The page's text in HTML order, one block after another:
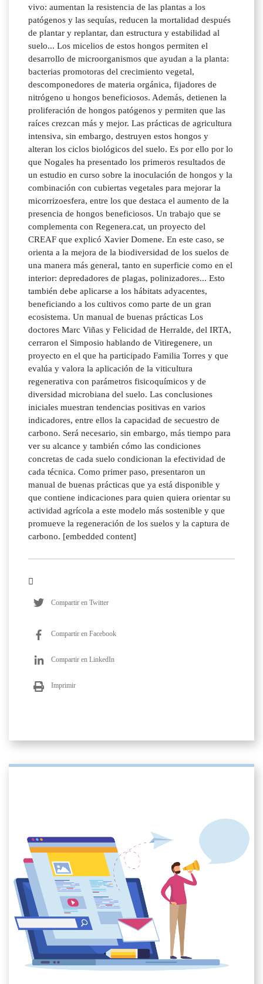
vivo: aumentan la resistencia de las plantas a los
patógenos y las sequías, reducen la mortalidad después
de plantar y replantar, dan estructura y estabilidad al
suelo... Los micelios de estos hongos permiten el
desarrollo de microorganismos que ayudan a la planta:
bacterias promotoras del crecimiento vegetal,
descomponedores de materia orgánica, fijadores de
nitrógeno u hongos beneficiosos. Además, detienen la
proliferación de hongos patógenos y permiten que las
raíces crezcan más y mejor. Las prácticas de agricultura
intensiva, sin embargo, destruyen estos hongos y
alteran los ciclos biológicos del suelo. Es por ello por lo
que Nogales ha presentado los primeros resultados de
un estudio en curso sobre la inoculación de hongos y la
combinación con cubiertas vegetales para mejorar la
micorrizoesfera, entre los que destaca el aumento de la
presencia de hongos beneficiosos. Un trabajo que se
complementa con Regenera.cat, un proyecto del
CREAF que explicó Xavier Domene. En este caso, se
orienta a la mejora de la biodiversidad de los suelos de
una manera más general, tanto en superficie como en el
interior: depredadores de plagas, polinizadores... Esto
también debe aplicarse a los hábitats adyacentes,
beneficiando a los cultivos como parte de un gran
ecosistema. Un manual de buenas prácticas Los
doctores Marc Viñas y Felicidad de Herralde, del IRTA,
cerraron el Simposio hablando de Vitiregenere, un
proyecto en el que ha participado Familia Torres y que
evalúa y valora la aplicación de la viticultura
regenerativa con parámetros fisicoquímicos y de
diversidad microbiana del suelo. Las conclusiones
iniciales muestran tendencias positivas en varios
indicadores, entre ellos la capacidad de secuestro de
carbono. Será necesario, sin embargo, más tiempo para
ver su alcance y también cómo las condiciones
concretas de cada suelo condicionan la efectividad de
cada técnica. Como primer paso, presentaron un
manual de buenas prácticas que ya está disponible y
que contiene indicaciones para quien quiera orientar su
actividad agrícola a este modelo más sostenible y que
promueve la regeneración de los suelos y la captura de
carbono. [embedded content]
Compartir en Twitter
Compartir en Facebook
Compartir en LinkedIn
Imprimir